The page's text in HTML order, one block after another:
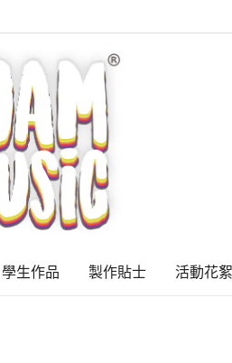
學生作品 製作貼士 活動花絮